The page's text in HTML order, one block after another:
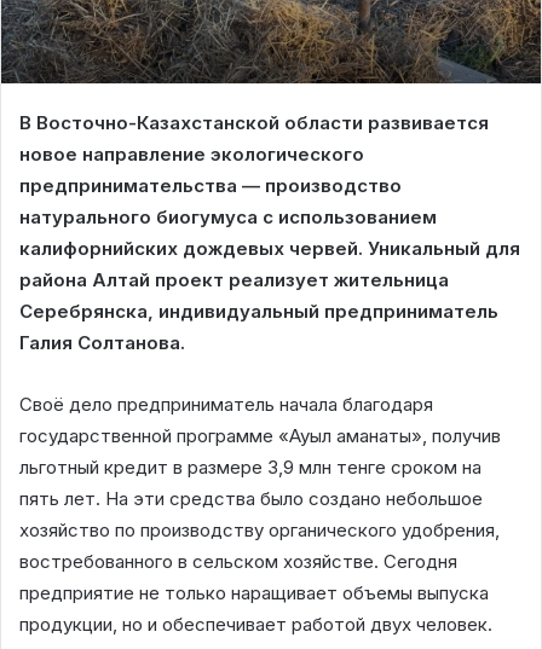
В Восточно-Казахстанской области развивается
новое направление экологического
предпринимательства — производство
натурального биогумуса с использованием
калифорнийских дождевых червей. Уникальный для
района Алтай проект реализует жительница
Серебрянска, индивидуальный предприниматель
Галия Солтанова.
Своё дело предприниматель начала благодаря
государственной программе «Ауыл аманаты», получив
льготный кредит в размере 3,9 млн тенге сроком на
пять лет. На эти средства было создано небольшое
хозяйство по производству органического удобрения,
востребованного в сельском хозяйстве. Сегодня
предприятие не только наращивает объемы выпуска
продукции, но и обеспечивает работой двух человек.